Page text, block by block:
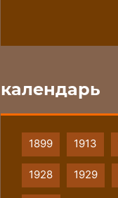
календарь
1899 1913
1928 1929